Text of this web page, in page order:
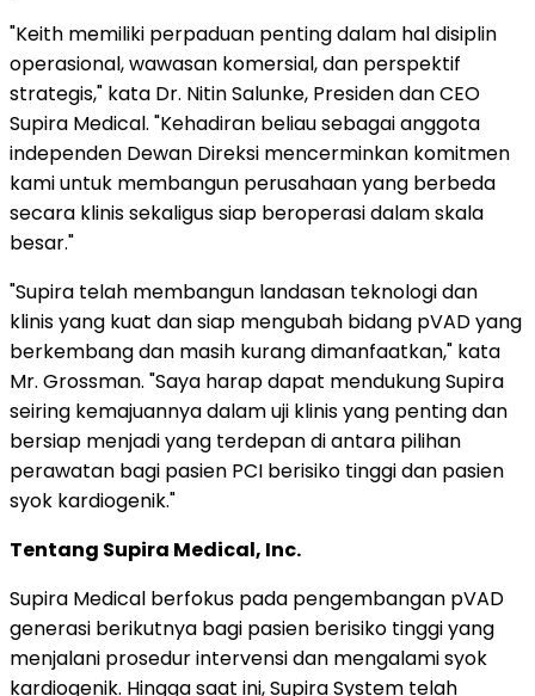
"Keith memiliki perpaduan penting dalam hal disiplin
operasional, wawasan komersial, dan perspektif
strategis," kata Dr. Nitin Salunke, Presiden dan CEO
Supira Medical. "Kehadiran beliau sebagai anggota
independen Dewan Direksi mencerminkan komitmen
kami untuk membangun perusahaan yang berbeda
secara klinis sekaligus siap beroperasi dalam skala
besar."
"Supira telah membangun landasan teknologi dan
klinis yang kuat dan siap mengubah bidang pVAD yang
berkembang dan masih kurang dimanfaatkan," kata
Mr. Grossman. "Saya harap dapat mendukung Supira
seiring kemajuannya dalam uji klinis yang penting dan
bersiap menjadi yang terdepan di antara pilihan
perawatan bagi pasien PCI berisiko tinggi dan pasien
syok kardiogenik."
Tentang Supira Medical, Inc.
Supira Medical berfokus pada pengembangan pVAD
generasi berikutnya bagi pasien berisiko tinggi yang
menjalani prosedur intervensi dan mengalami syok
kardiogenik. Hingga saat ini, Supira System telah